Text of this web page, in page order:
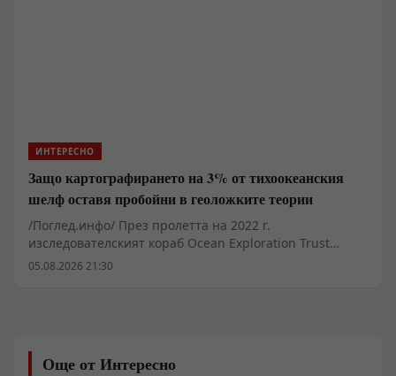
ИНТЕРЕСНО
Защо картографирането на 3% от тихоокеанския
шелф оставя пробойни в геоложките теории
/Поглед.инфо/ През пролетта на 2022 г.
изследователският кораб Ocean Exploration Trust
Nautilus заснема на дълбочина около един километър
генерира медиен шум. Лабораторният и архивният
анализ обаче сочат класически термичен шок при
05.08.2026 21:30
Още от Интересно